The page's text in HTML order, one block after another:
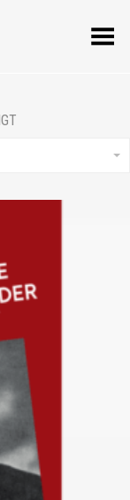
Menü umschalten